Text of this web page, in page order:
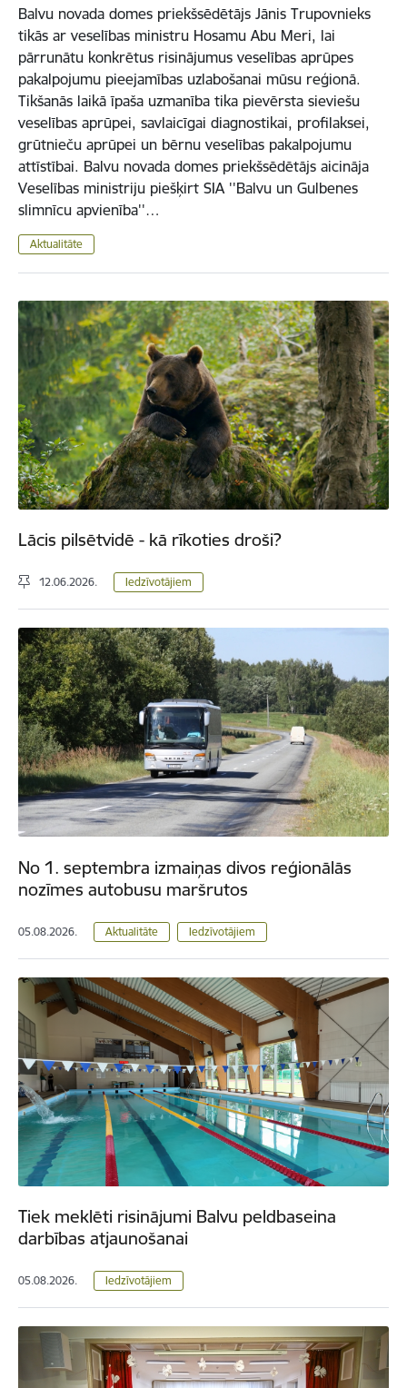
Balvu novada domes priekšsēdētājs Jānis Trupovnieks
tikās ar veselības ministru Hosamu Abu Meri, lai
pārrunātu konkrētus risinājumus veselības aprūpes
pakalpojumu pieejamības uzlabošanai mūsu reģionā.
Tikšanās laikā īpaša uzmanība tika pievērsta sieviešu
veselības aprūpei, savlaicīgai diagnostikai, profilaksei,
grūtnieču aprūpei un bērnu veselības pakalpojumu
attīstībai. Balvu novada domes priekšsēdētājs aicināja
Veselības ministriju piešķirt SIA ''Balvu un Gulbenes
slimnīcu apvienība''…
Aktualitāte
Lācis pilsētvidē - kā rīkoties droši?
12.06.2026. Iedzīvotājiem
No 1. septembra izmaiņas divos reģionālās
nozīmes autobusu maršrutos
05.08.2026. Aktualitāte Iedzīvotājiem
Tiek meklēti risinājumi Balvu peldbaseina
darbības atjaunošanai
05.08.2026. Iedzīvotājiem